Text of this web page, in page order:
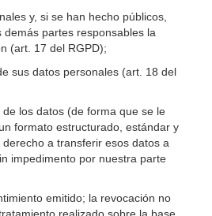
y, si se han hecho públicos,
partes responsables la
(art. 17 del RGPD);
sus datos personales (art. 18 del
los datos (de forma que se le
formato estructurado, estándar y
a transferir esos datos a
impedimento por nuestra parte
emitido; la revocación no